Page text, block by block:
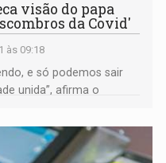
visão do papa
da Covid'
às 09:18
e só podemos sair
unida”, afirma o